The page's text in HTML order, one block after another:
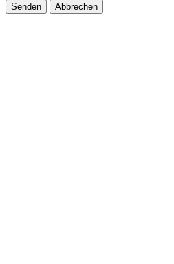
Senden Abbrechen